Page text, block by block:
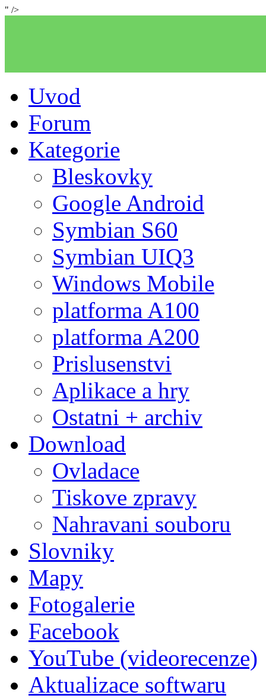
" />
Uvod
Forum
Kategorie
Bleskovky
Google Android
Symbian S60
Symbian UIQ3
Windows Mobile
platforma A100
platforma A200
Prislusenstvi
Aplikace a hry
Ostatni + archiv
Download
Ovladace
Tiskove zpravy
Nahravani souboru
Slovniky
Mapy
Fotogalerie
Facebook
YouTube (videorecenze)
Aktualizace softwaru